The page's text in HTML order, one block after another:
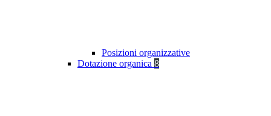
Posizioni organizzative
Dotazione organica 8